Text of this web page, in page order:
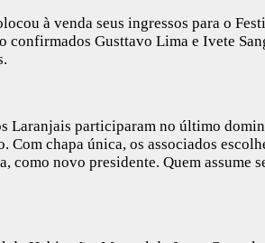
à venda seus ingressos para o
confirmados Gusttavo Lima e Ivete
Laranjais participaram no último
Com chapa única, os associados
como novo presidente. Quem assume